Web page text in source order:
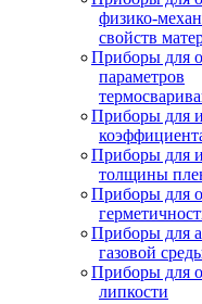
физико-
свойств
Приборы для
параметров
Приборы для
Приборы для
толщины
Приборы для
Приборы для
газовой
Приборы для
липкости